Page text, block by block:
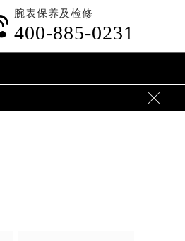
腕表保养及检修
400-885-0231
